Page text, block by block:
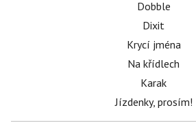
Dobble
Dixit
Krycí jména
Na křídlech
Karak
Jízdenky, prosím!